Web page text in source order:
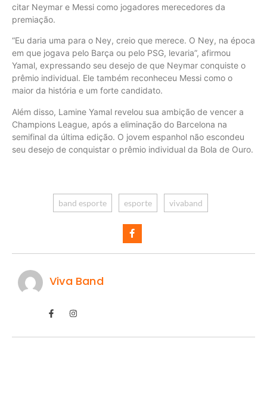
citar Neymar e Messi como jogadores merecedores da
premiação.
“Eu daria uma para o Ney, creio que merece. O Ney, na época
em que jogava pelo Barça ou pelo PSG, levaria”, afirmou
Yamal, expressando seu desejo de que Neymar conquiste o
prêmio individual. Ele também reconheceu Messi como o
maior da história e um forte candidato.
Além disso, Lamine Yamal revelou sua ambição de vencer a
Champions League, após a eliminação do Barcelona na
semifinal da última edição. O jovem espanhol não escondeu
seu desejo de conquistar o prêmio individual da Bola de Ouro.
band esporte esporte vivaband
Viva Band